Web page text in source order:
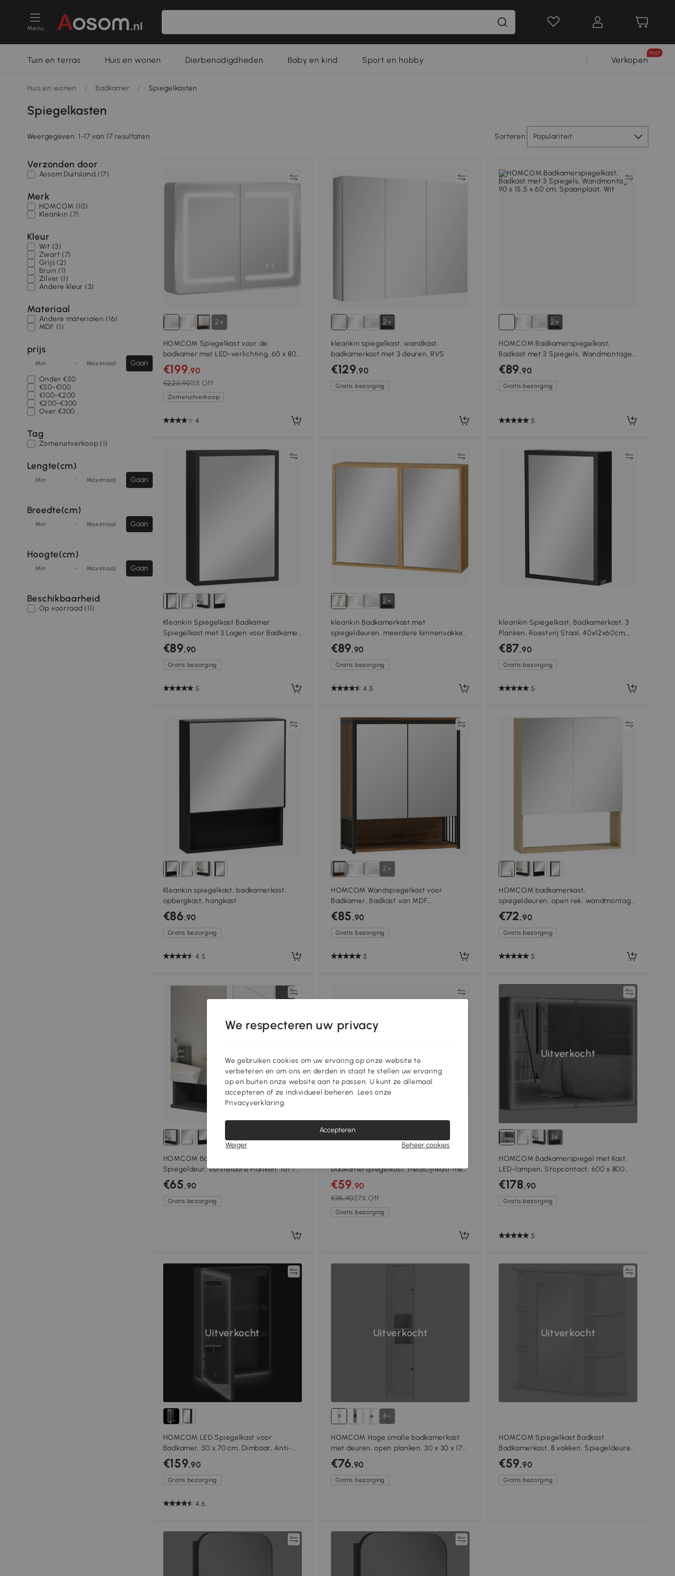
Menu
Tuin en terras Huis en wonen Dierbenodigdheden Baby en kind Sport en hobby Verkopen
Hot
Huis en wonen / Badkamer / Spiegelkasten
Spiegelkasten
Weergegeven: 1-17 van 17 resultaten Sorteren: Populariteit
Verzonden door
Aosom Duitsland (17)
Merk
HOMCOM (10)
Kleankin (7)
Kleur
Wit (3)
Zwart (7)
Grijs (2)
Bruin (1)
Zilver (1)
Andere kleur (3)
Materiaal
Andere materialen (16)
MDF (1)
prijs
Min - Maximaal
Gaan
Onder €50
€50-€100
€100-€200
€200-€300
Over€300
Tag
Zomeruitverkoop (1)
Lengte(cm)
Min - Maximaal Gaan
Breedte(cm)
Min - Maximaal Gaan
Hoogte(cm)
Min - Maximaal Gaan
Beschikbaarheid
Op voorraad (11)
2+
HOMCOM Spiegelkast voor de
badkamer met LED-verlichting, 60 x 80
cm badkamerkast met anti-condens, 3-
voudig dimbaar
€199,90
€225,9011% Off
Zomeruitverkoop
4
2+
kleankin spiegelkast, wandkast,
badkamerkast met 3 deuren, RVS
€129,90
Gratis bezorging
Vergelijk
2+
HOMCOM Badkamerspiegelkast,
Badkast met 3 Spiegels, Wandmontage,
90 x 15,5 x 60 cm, Spaanplaat, Wit
€89,90
Gratis bezorging
5
Vergelijk
Kleankin Spiegelkast Badkamer
Spiegelkast met 3 Lagen voor Badkamer
Zwart
€89,90
Gratis bezorging
5
2+
kleankin Badkamerkast met
spiegeldeuren, meerdere binnenvakken,
robuuste behuizing van bamboehout,
65,2 x 14 x 50 cm
€89,90
Gratis bezorging
4.5
Vergelijk
kleankin Spiegelkast, Badkamerkast, 3
Planken, Roestvrij Staal, 40x12x60cm,
Zwart
€87,90
Gratis bezorging
5
Vergelijk
Kleankin spiegelkast, badkamerkast,
opbergkast, hangkast
€86,90
Gratis bezorging
4.5
Vergelijk
2+
HOMCOM Wandspiegelkast voor
Badkamer, Badkast van MDF,
Spaanplaat, Bruin
€85,90
Gratis bezorging
5
HOMCOM badkamerkast,
spiegeldeuren, open rek, wandmontage,
MDF, spaanplaat, eiken
€72,90
Gratis bezorging
5
Vergelijk
HOMCOM Badkamerkast met
Spiegeldeur, Verstelbare Planken, tot 15
kg Belastbaar, Wit
€65,90
Gratis bezorging
badkamerspiegelkast, medicijnkast met
3 deuren, verstelbare schappen, grijs
€59,90
€95,9037% Off
Gratis bezorging
Uitverkocht
1+
HOMCOM Badkamerspiegel met Kast,
LED-lampen, Stopcontact, 600 x 800
mm, Anti-condens Pad, 3
Kleurtemperaturen, Zwart
€178,90
Gratis bezorging
5
Uitverkocht
HOMCOM LED Spiegelkast voor
Badkamer, 50 x 70 cm, Dimbaar, Anti-
Beslag, Zwart
€159,90
Gratis bezorging
4.6
Uitverkocht
8+
HOMCOM Hoge smalle badkamerkast
met deuren, open planken, 30 x 30 x 170
cm, Wit
€76,90
Gratis bezorging
Uitverkocht
HOMCOM Spiegelkast Badkast
Badkamerkast, 8 vakken, Spiegeldeuren,
waterbestendig, 66 cm x 17 cm x 63 cm,
Wit
€59,90
Gratis bezorging
Vergelijk Vergelijk
We respecteren uw privacy
We gebruiken cookies om uw ervaring op onze website te
verbeteren en om ons en derden in staat te stellen uw ervaring
op en buiten onze website aan te passen. U kunt ze allemaal
accepteren of ze individueel beheren. Lees onze
Privacyverklaring.
Accepteren
Weiger
Beheer cookies